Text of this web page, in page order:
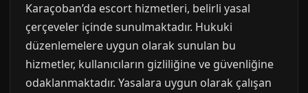
Karaçoban’da escort hizmetleri, belirli yasal
çerçeveler içinde sunulmaktadır. Hukuki
düzenlemelere uygun olarak sunulan bu
hizmetler, kullanıcıların gizliliğine ve güvenliğine
odaklanmaktadır. Yasalara uygun olarak çalışan